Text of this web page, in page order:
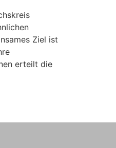
Ziel ist
erteilt die